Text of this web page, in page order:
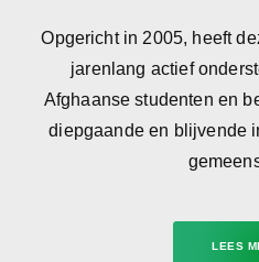
Opgericht in 2005, heeft
jarenlang actief
Afghaanse studenten en
diepgaande en blijvende
LEES